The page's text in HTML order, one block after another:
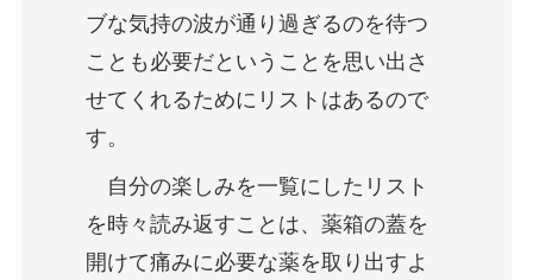
ブな気持の波が通り過ぎるのを待つ
ことも必要だということを思い出さ
せてくれるためにリストはあるので
す。
自分の楽しみを一覧にしたリスト
を時々読み返すことは、薬箱の蓋を
開けて痛みに必要な薬を取り出すよ